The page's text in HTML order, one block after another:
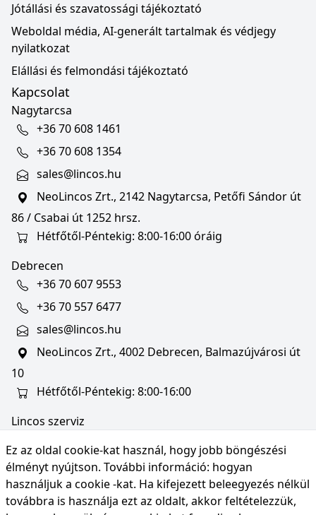
Ez az oldal cookie-kat használ, hogy jobb böngészési
élményt nyújtson. További információ: hogyan
használjuk a cookie -kat. Ha kifejezett beleegyezés nélkül
továbbra is használja ezt az oldalt, akkor feltételezzük,
Jótállási és szavatossági tájékoztató
Weboldal média, AI-generált tartalmak és védjegy
nyilatkozat
Elállási és felmondási tájékoztató
Kapcsolat
Nagytarcsa
+36 70 608 1461
+36 70 608 1354
sales@lincos.hu
NeoLincos Zrt., 2142 Nagytarcsa, Petőfi Sándor út
86 / Csabai út 1252 hrsz.
Hétfőtől-Péntekig: 8:00-16:00 óráig
Debrecen
+36 70 607 9553
+36 70 557 6477
sales@lincos.hu
NeoLincos Zrt., 4002 Debrecen, Balmazújvárosi út
10
Hétfőtől-Péntekig: 8:00-16:00
Lincos szerviz
NeoLincos Zrt., 4002 Debrecen, Balmazújvárosi út
10
Nyitvatartás: hétfő-péntek 8:00-16:00